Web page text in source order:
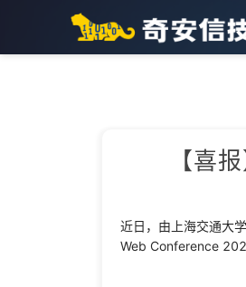
【喜
近日，由上海交通大
Web Conference